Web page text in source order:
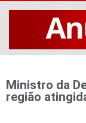
Ministro da
região